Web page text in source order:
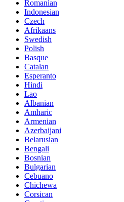
Romanian
Indonesian
Czech
Afrikaans
Swedish
Polish
Basque
Catalan
Esperanto
Hindi
Lao
Albanian
Amharic
Armenian
Azerbaijani
Belarusian
Bengali
Bosnian
Bulgarian
Cebuano
Chichewa
Corsican